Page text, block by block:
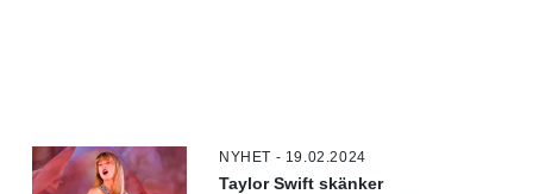
NYHET - 19.02.2024
Taylor Swift skänker